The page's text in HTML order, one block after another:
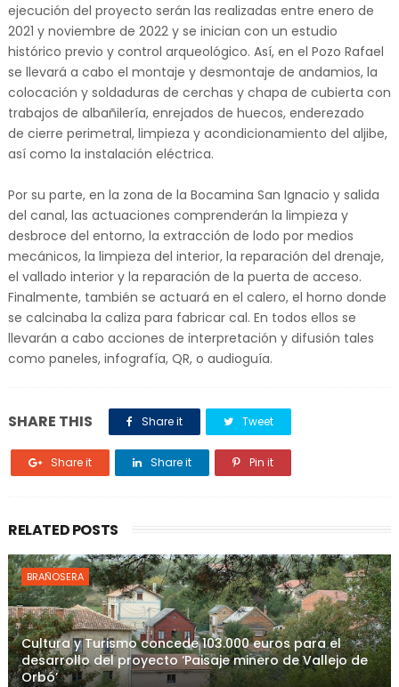
ejecución del proyecto serán las realizadas entre enero de
2021 y noviembre de 2022 y se inician con un estudio
histórico previo y control arqueológico. Así, en el Pozo Rafael
se llevará a cabo el montaje y desmontaje de andamios, la
colocación y soldaduras de cerchas y chapa de cubierta con
trabajos de albañilería, enrejados de huecos, enderezado
de cierre perimetral, limpieza y acondicionamiento del aljibe,
así como la instalación eléctrica.
Por su parte, en la zona de la Bocamina San Ignacio y salida
del canal, las actuaciones comprenderán la limpieza y
desbroce del entorno, la extracción de lodo por medios
mecánicos, la limpieza del interior, la reparación del drenaje,
el vallado interior y la reparación de la puerta de acceso.
Finalmente, también se actuará en el calero, el horno donde
se calcinaba la caliza para fabricar cal. En todos ellos se
llevarán a cabo acciones de interpretación y difusión tales
como paneles, infografía, QR, o audioguía.
SHARE THIS Share it Tweet
Share it Share it Pin it
RELATED POSTS
BRAÑOSERA
Cultura y Turismo concede 103.000 euros para el
desarrollo del proyecto ‘Paisaje minero de Vallejo de
Orbó’